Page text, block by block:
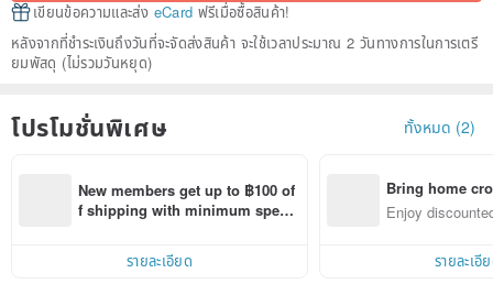
เขียนข้อความและส่ง eCard ฟรีเมื่อซื้อสินค้า!
หลังจากที่ชำระเงินถึงวันที่จะจัดส่งสินค้า จะใช้เวลาประมาณ 2 วันทางการในการเตรี
ยมพัสดุ (ไม่รวมวันหยุด)
โปรโมชั่นพิเศษ ทั้งหมด (2)
New members get up to ฿100 of
f shipping with minimum spen
within 7 days!
รายละเอียด
Bring home
n with ease
Enjoy
รายละเอี